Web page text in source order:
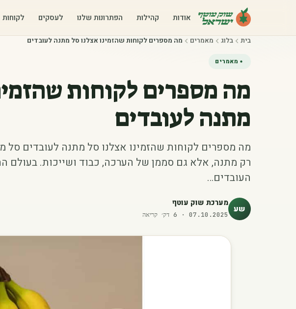
אודות קהילות הפתרונות שלנו לעסקים לקוחות
בית בלוג מאמרים מה מספרים לקוחות שהזמינו אצלנו סל מתנה לעובדים
מאמרים
מה מספרים לקוחות
מתנה לעובדים
מה מספרים לקוחות שהזמינו אצלנו סל מתנה לעובדים סל
רק מתנה, אלא גם סממן של הערכה, כבוד ושייכות. בעולם
העובדים…
שע מערכת שוק עוטף
07.10.2025
·
6 דק׳ קריאה